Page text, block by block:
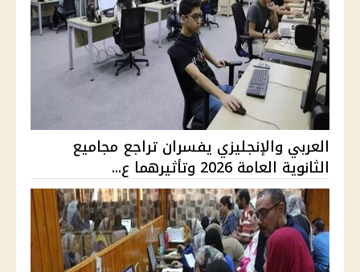
العربي والإنجليزي يفسران تراجع مجاميع
الثانوية العامة 2026 وتأثيرهما ع...